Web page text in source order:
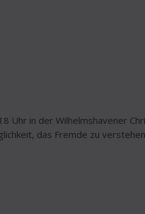
Uhr in der Wilhelmshavener
das Fremde zu